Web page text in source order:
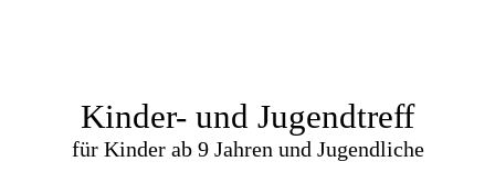
Kinder- und Jugendtreff
für Kinder ab 9 Jahren und Jugendliche